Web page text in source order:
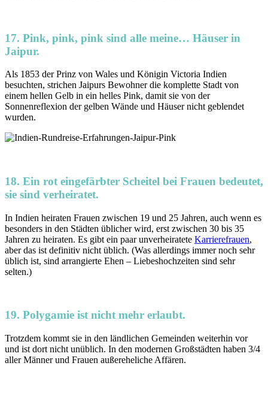
17. Pink, pink, pink sind alle meine… Häuser in
Jaipur.
Als 1853 der Prinz von Wales und Königin Victoria Indien
besuchten, strichen Jaipurs Bewohner die komplette Stadt von
einem hellen Gelb in ein helles Pink, damit sie von der
Sonnenreflexion der gelben Wände und Häuser nicht geblendet
wurden.
18. Ein rot eingefärbter Scheitel bei Frauen bedeutet,
sie sind verheiratet.
In Indien heiraten Frauen zwischen 19 und 25 Jahren, auch wenn es
besonders in den Städten üblicher wird, erst zwischen 30 bis 35
Jahren zu heiraten. Es gibt ein paar unverheiratete Karrierefrauen,
aber das ist definitiv nicht üblich. (Was allerdings immer noch sehr
üblich ist, sind arrangierte Ehen – Liebeshochzeiten sind sehr
selten.)
19. Polygamie ist nicht mehr erlaubt.
Trotzdem kommt sie in den ländlichen Gemeinden weiterhin vor
und ist dort nicht unüblich. In den modernen Großstädten haben 3/4
aller Männer und Frauen außereheliche Affären.